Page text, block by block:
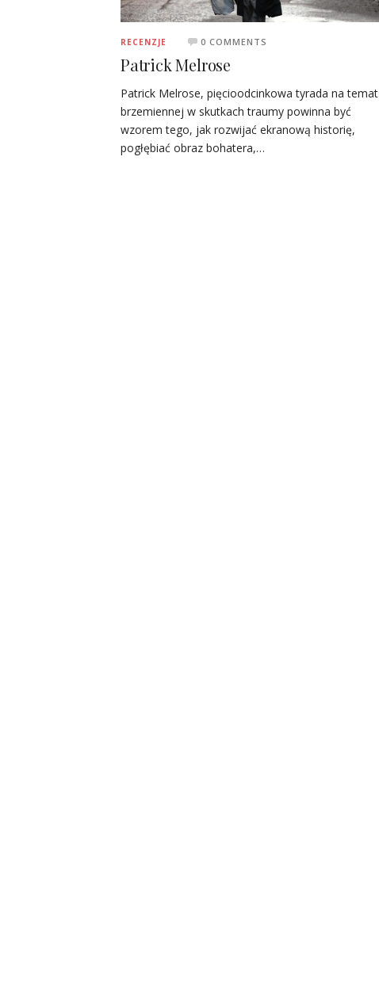
RECENZJE 0 COMMENTS
Patrick Melrose
Patrick Melrose, pięcioodcinkowa tyrada na temat
brzemiennej w skutkach traumy powinna być
wzorem tego, jak rozwijać ekranową historię,
pogłębiać obraz bohatera,…